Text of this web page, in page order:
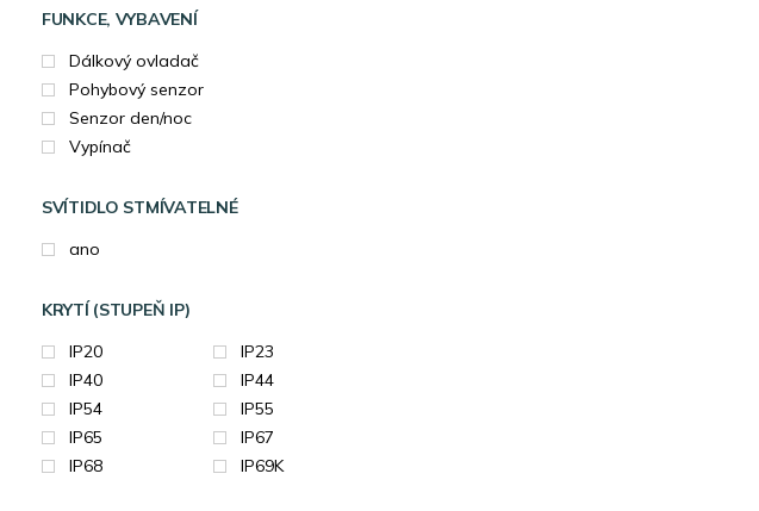
FUNKCE, VYBAVENÍ
Dálkový ovladač
Pohybový senzor
Senzor den/noc
Vypínač
SVÍTIDLO STMÍVATELNÉ
ano
KRYTÍ (STUPEŇ IP)
IP20
IP23
IP40
IP44
IP54
IP55
IP65
IP67
IP68
IP69K